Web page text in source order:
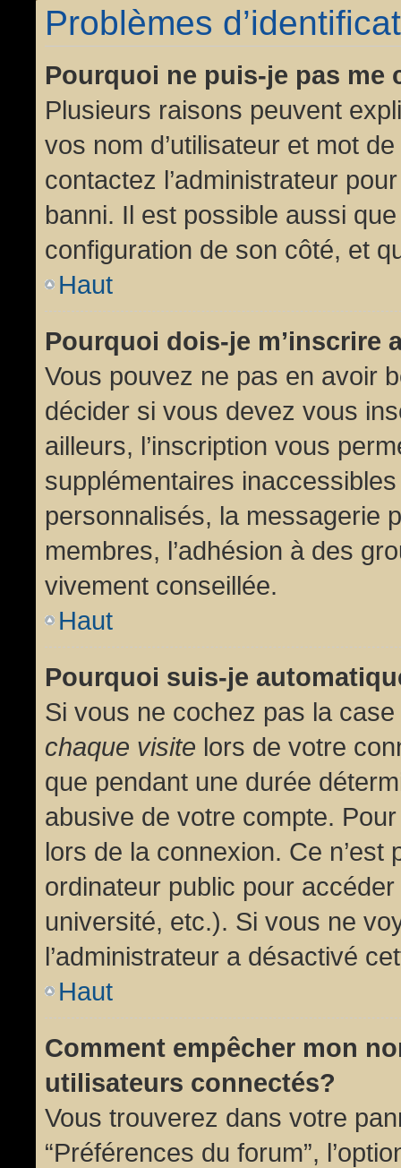
Problèmes
Pourquoi ne puis-je pas me
Plusieurs raisons peuvent
vos nom d’utilisateur et mot
contactez l’administrateur
banni. Il est possible aussi
configuration de son côté, et
Haut
Pourquoi dois-je m’inscrire
Vous pouvez ne pas en avoir
décider si vous devez vous
ailleurs, l’inscription vous
supplémentaires
personnalisés, la messagerie
membres, l’adhésion à des
vivement conseillée.
Haut
Pourquoi suis-je
Si vous ne cochez pas la case
chaque visite lors de votre
que pendant une durée
abusive de votre compte.
lors de la connexion. Ce
ordinateur public pour
université, etc.). Si vous ne
l’administrateur a désactivé
Haut
Comment empêcher mon
utilisateurs connectés?
Vous trouverez dans votre
“Préférences du forum”,